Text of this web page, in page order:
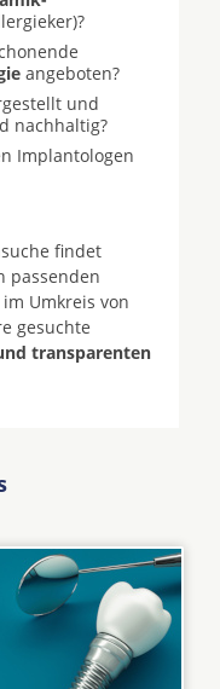
angeboten?
und
nachhaltig?
Implantologen
findet
passenden
Umkreis von
gesuchte
transparenten